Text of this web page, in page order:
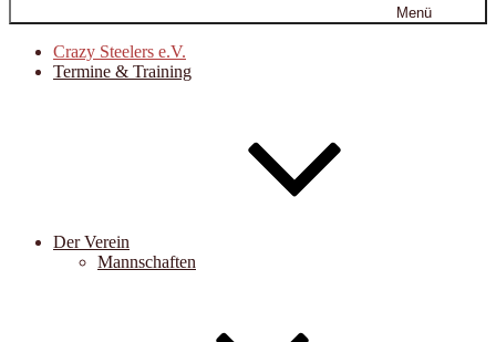
Menü
Crazy Steelers e.V.
Termine & Training
Der Verein
Mannschaften